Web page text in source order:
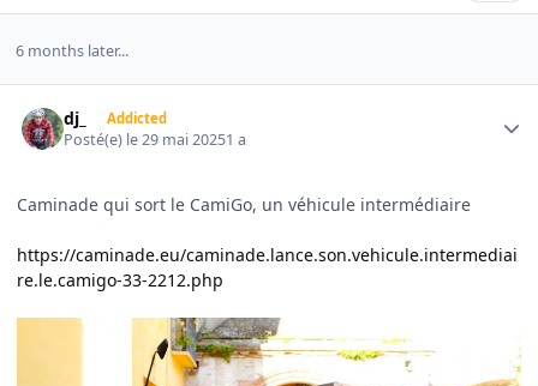
6 months later...
dj_ Addicted
Posté(e) le 29 mai 20251 a
Caminade qui sort le CamiGo, un véhicule intermédiaire
https://caminade.eu/caminade.lance.son.vehicule.intermediai
re.le.camigo-33-2212.php